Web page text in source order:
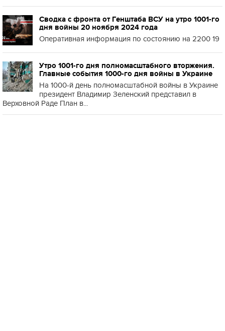
Сводка с фронта от Генштаба ВСУ на утро 1001-го
дня войны 20 ноября 2024 года
Оперативная информация по состоянию на 2200 19
Утро 1001-го дня полномасштабного вторжения.
Главные события 1000-го дня войны в Украине
На 1000-й день полномасштабной войны в Украине
президент Владимир Зеленский представил в
Верховной Раде План в...